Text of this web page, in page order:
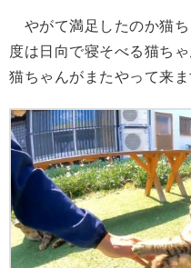
やがて満足したのか猫ち
度は日向で寝そべる猫ち
猫ちゃんがまたやって来ま